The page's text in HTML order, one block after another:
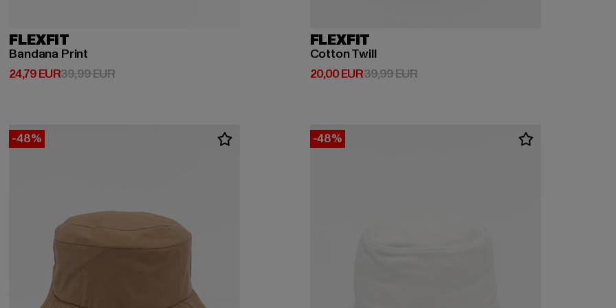
FLEXFIT
Bandana Print
24,79 EUR
Derzeitiger Preis: 24,79 EUR
39,99 EURAktionspreis: 39,99 EUR
FLEXFIT
Cotton Twill
20,00 EUR
Derzeitiger Preis: 20,00 EUR
39,99 EURAktionspreis: 39,99 EUR
-48% -48%